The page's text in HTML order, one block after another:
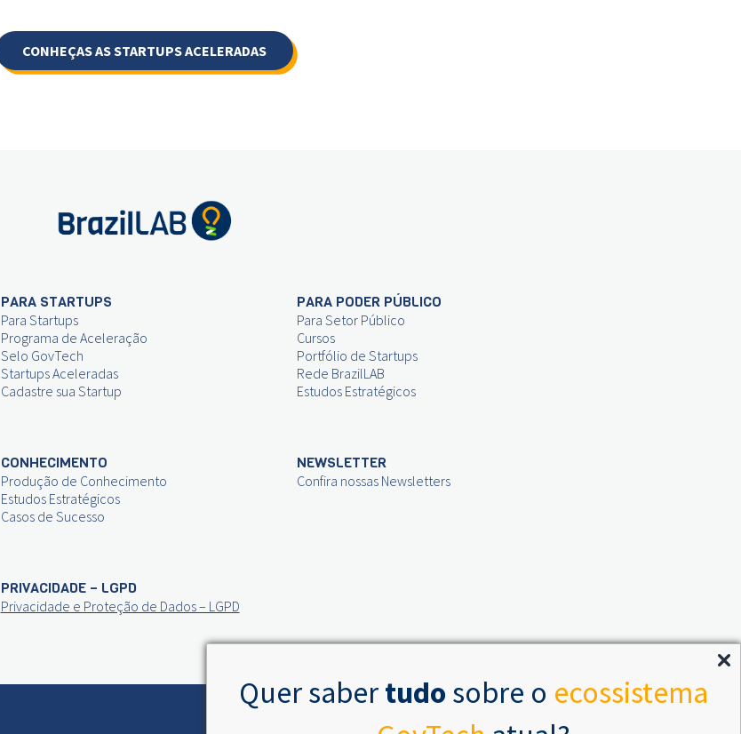
Quer sabertudo sobre o ecossistema
CONHEÇAS AS STARTUPS ACELERADAS
PARA STARTUPS
Para Startups
Programa de Aceleração
Selo GovTech
Startups Aceleradas
Cadastre sua Startup
PARA PODER PÚBLICO
Para Setor Público
Cursos
Portfólio de Startups
Rede BrazilLAB
Estudos Estratégicos
CONHECIMENTO
Produção de Conhecimento
Estudos Estratégicos
Casos de Sucesso
NEWSLETTER
Confira nossas Newsletters
PRIVACIDADE – LGPD
Privacidade e Proteção de Dados – LGPD